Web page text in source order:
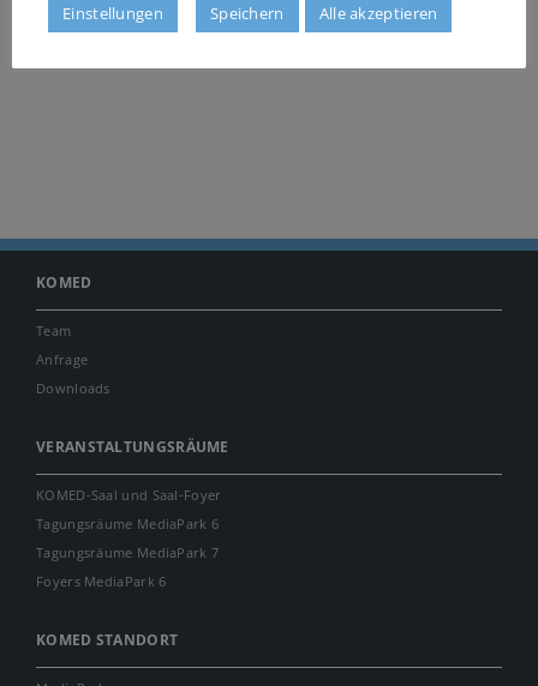
KOMED
Team
Anfrage
Downloads
VERANSTALTUNGSRÄUME
KOMED-Saal und Saal-Foyer
Tagungsräume MediaPark 6
Tagungsräume MediaPark 7
Foyers MediaPark 6
KOMED STANDORT
Einstellungen Speichern Alle akzeptieren